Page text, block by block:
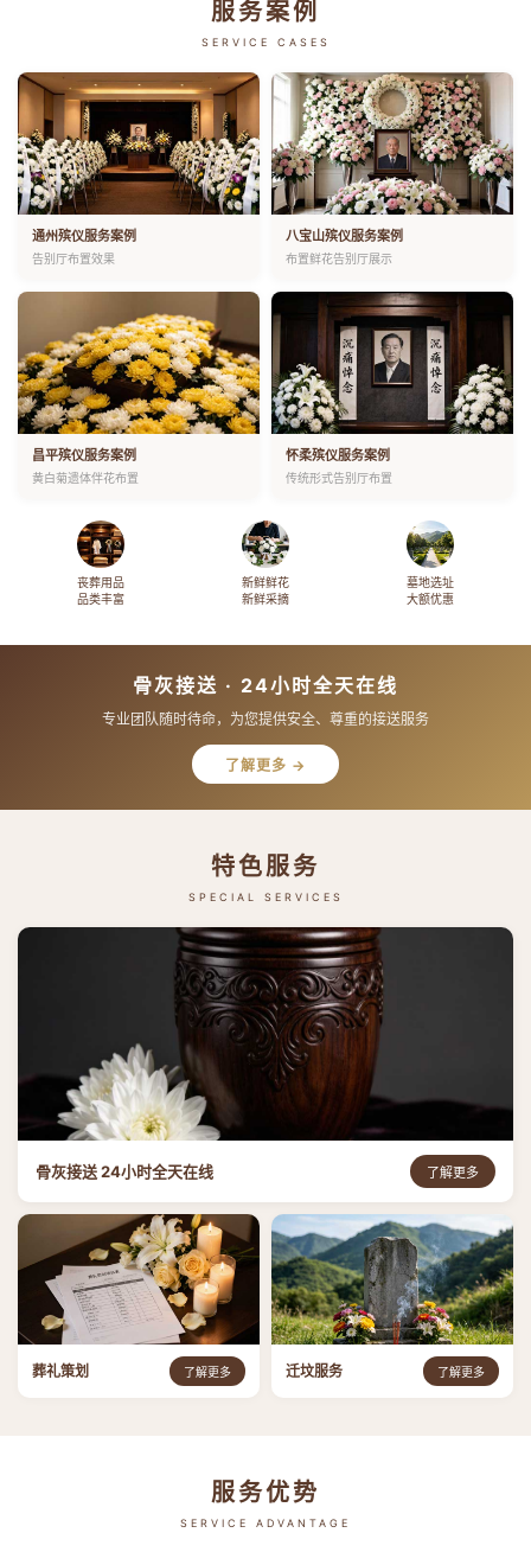
服务案例
SERVICE CASES
通州殡仪服务案例
告别厅布置效果
八宝山殡仪服务案例
布置鲜花告别厅展示
昌平殡仪服务案例
黄白菊遗体伴花布置
怀柔殡仪服务案例
传统形式告别厅布置
丧葬用品
品类丰富
新鲜鲜花
新鲜采摘
墓地选址
大额优惠
骨灰接送 · 24小时全天在线
专业团队随时待命，为您提供安全、尊重的接送服务
了解更多 →
特色服务
SPECIAL SERVICES
骨灰接送 24小时全天在线 了解更多
葬礼策划 了解更多 迁坟服务 了解更多
服务优势
SERVICE ADVANTAGE